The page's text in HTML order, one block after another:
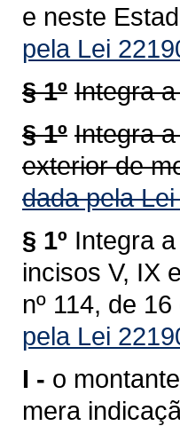
e neste
pela Lei
§ 1º Integra
§ 1º Integra
exterior de
dada pela
§ 1º Integra
incisos V, IX
nº 114, de
pela Lei
I - o
mera